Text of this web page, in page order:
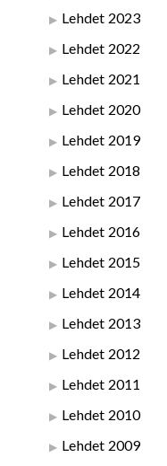
Lehdet 2023
Lehdet 2022
Lehdet 2021
Lehdet 2020
Lehdet 2019
Lehdet 2018
Lehdet 2017
Lehdet 2016
Lehdet 2015
Lehdet 2014
Lehdet 2013
Lehdet 2012
Lehdet 2011
Lehdet 2010
Lehdet 2009